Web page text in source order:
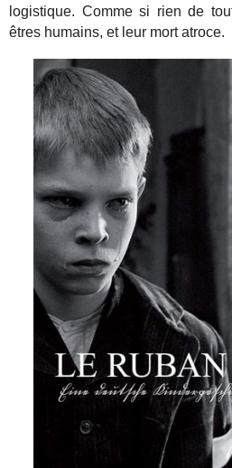
logistique. Comme si rien de
êtres humains, et leur mort atroce.